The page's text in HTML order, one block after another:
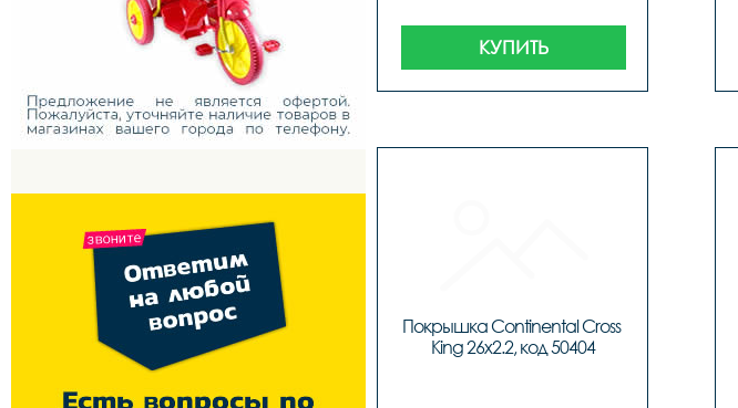
КУПИТЬ
Покрышка Continental Cross
King 26x2.2, код 50404